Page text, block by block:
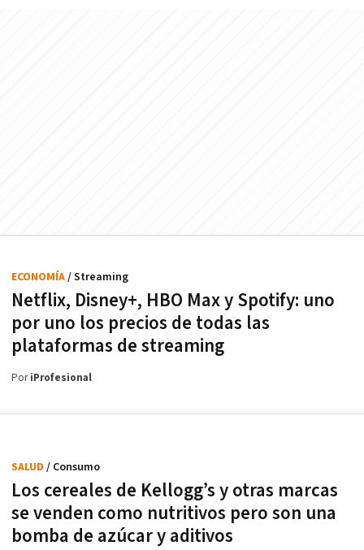
Netflix, Disney+, HBO Max y Spotify: uno
por uno los precios de todas las
plataformas de streaming
ECONOMÍA/ Streaming
PoriProfesional
Los cereales de Kellogg’s y otras marcas
se venden como nutritivos pero son una
bomba de azúcar y aditivos
SALUD / Consumo